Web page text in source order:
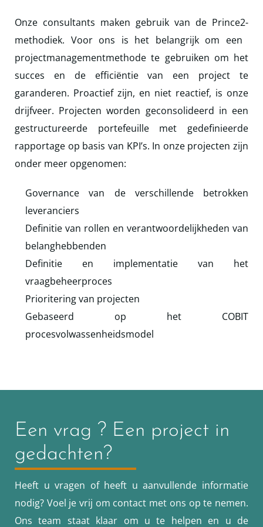
Onze consultants maken gebruik van de Prince2-
methodiek. Voor ons is het belangrijk om een ​​
projectmanagementmethode te gebruiken om het
succes en de efficiëntie van een project te
garanderen. Proactief zijn, en niet reactief, is onze
drijfveer. Projecten worden geconsolideerd in een
gestructureerde portefeuille met gedefinieerde
rapportage op basis van KPI’s. In onze projecten zijn
onder meer opgenomen:
Governance van de verschillende betrokken
leveranciers
Definitie van rollen en verantwoordelijkheden van
belanghebbenden
Definitie en implementatie van het
vraagbeheerproces
Prioritering van projecten
Gebaseerd op het COBIT
procesvolwassenheidsmodel
Een vrag ? Een project in
gedachten?
Heeft u vragen of heeft u aanvullende informatie
nodig? Voel je vrij om contact met ons op te nemen.
Ons team staat klaar om u te helpen en u de